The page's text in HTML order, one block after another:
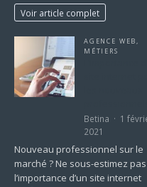
Voir article complet
AGENCE WEB,
MÉTIERS
Betina
1
2021
Nouveau professionnel sur le
marché ? Ne sous-estimez pas
l’importance d’un site internet